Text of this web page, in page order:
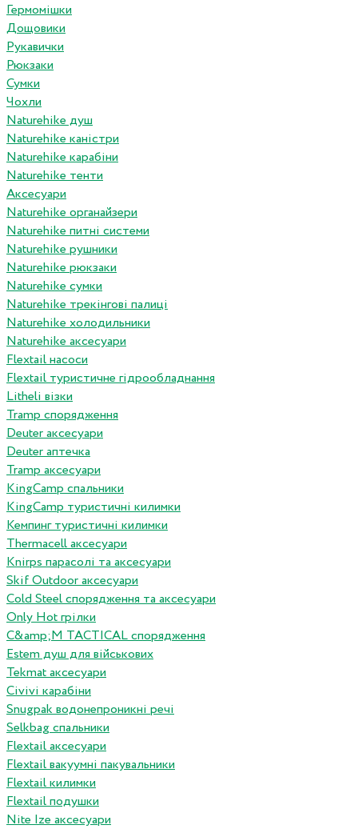
Гермомішки
Дощовики
Рукавички
Рюкзаки
Сумки
Чохли
Naturehike душ
Naturehike каністри
Naturehike карабіни
Naturehike тенти
Аксесуари
Naturehike органайзери
Naturehike питні системи
Naturehike рушники
Naturehike рюкзаки
Naturehike сумки
Naturehike трекінгові палиці
Naturehike холодильники
Naturehike аксесуари
Flextail насоси
Flextail туристичне гідрообладнання
Litheli візки
Tramp спорядження
Deuter аксесуари
Deuter аптечка
Tramp аксесуари
KingCamp спальники
KingCamp туристичні килимки
Кемпинг туристичні килимки
Thermacell аксесуари
Knirps парасолі та аксесуари
Skif Outdoor аксесуари
Cold Steel спорядження та аксесуари
Only Hot грілки
C&amp;M TACTICAL спорядження
Estem душ для військових
Tekmat аксесуари
Сivivi карабіни
Snugpak водонепроникні речі
Selkbag спальники
Flextail аксесуари
Flextail вакуумні пакувальники
Flextail килимки
Flextail подушки
Nite Ize аксесуари